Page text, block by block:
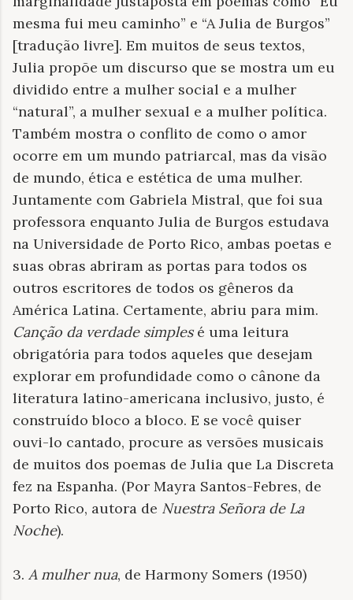
mesma fui meu caminho” e “A Julia de Burgos”
[tradução livre]. Em muitos de seus textos,
Julia propõe um discurso que se mostra um eu
dividido entre a mulher social e a mulher
“natural”, a mulher sexual e a mulher política.
Também mostra o conflito de como o amor
ocorre em um mundo patriarcal, mas da visão
de mundo, ética e estética de uma mulher.
Juntamente com Gabriela Mistral, que foi sua
professora enquanto Julia de Burgos estudava
na Universidade de Porto Rico, ambas poetas e
suas obras abriram as portas para todos os
outros escritores de todos os gêneros da
América Latina. Certamente, abriu para mim.
Canção da verdade simplesé uma leitura
obrigatória para todos aqueles que desejam
explorar em profundidade como o cânone da
literatura latino-americana inclusivo, justo, é
construído bloco a bloco. E se você quiser
ouvi-lo cantado, procure as versões musicais
de muitos dos poemas de Julia que La Discreta
fez na Espanha. (Por Mayra Santos-Febres, de
Porto Rico, autora de Nuestra Señora de La
Noche).
3. A mulher nua, de Harmony Somers (1950)